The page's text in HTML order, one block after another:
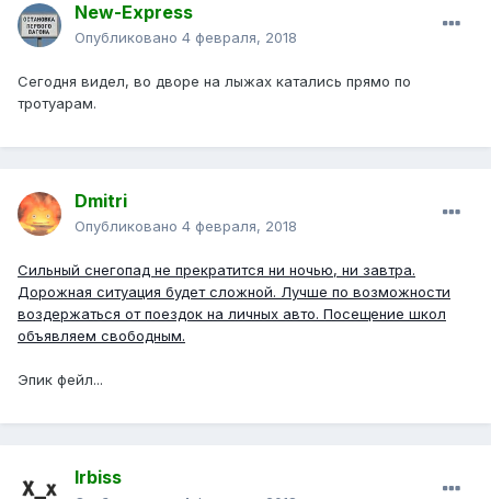
New-Express
Опубликовано 4 февраля, 2018
Сегодня видел, во дворе на лыжах катались прямо по
тротуарам.
Dmitri
Опубликовано 4 февраля, 2018
Сильный снегопад не прекратится ни ночью, ни завтра.
Дорожная ситуация будет сложной. Лучше по возможности
воздержаться от поездок на личных авто. Посещение школ
объявляем свободным.
Эпик фейл...
Irbiss